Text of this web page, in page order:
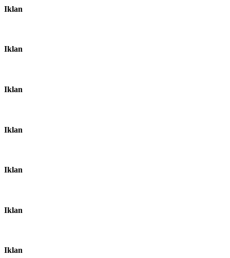
Iklan
Iklan
Iklan
Iklan
Iklan
Iklan
Iklan